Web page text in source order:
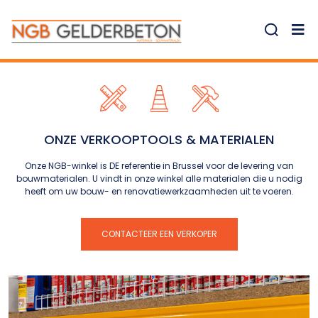
ONZE VERKOOPTOOLS & MATERIALEN
Onze NGB-winkel is DE referentie in Brussel voor de levering van
bouwmaterialen. U vindt in onze winkel alle materialen die u nodig
heeft om uw bouw- en renovatiewerkzaamheden uit te voeren.
CONTACTEER EEN VERKOPER